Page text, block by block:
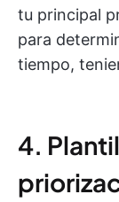
tu principal
para
tiempo,
4.